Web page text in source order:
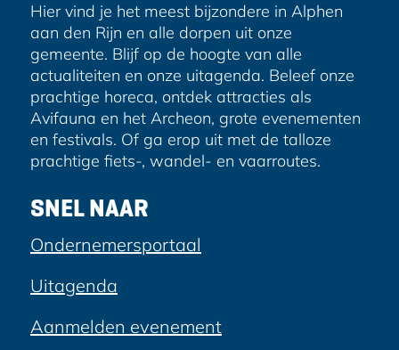
Hier vind je het meest bijzondere in Alphen
aan den Rijn en alle dorpen uit onze
gemeente. Blijf op de hoogte van alle
actualiteiten en onze uitagenda. Beleef onze
prachtige horeca, ontdek attracties als
Avifauna en het Archeon, grote evenementen
en festivals. Of ga erop uit met de talloze
prachtige fiets-, wandel- en vaarroutes.
SNEL NAAR
Ondernemersportaal
Uitagenda
Aanmelden evenement